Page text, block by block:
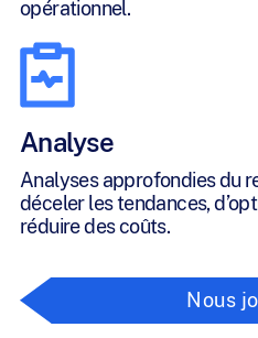
opérationnel.
Analyse
Analyses approfondies du
déceler les tendances,
réduire des coûts.
Nous